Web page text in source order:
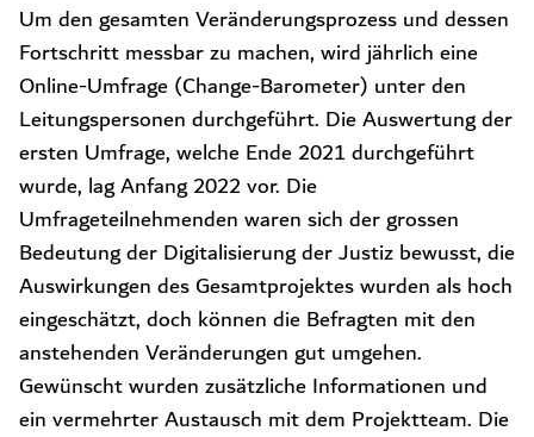
Um den gesamten Veränderungsprozess und dessen
Fortschritt messbar zu machen, wird jährlich eine
Online-Umfrage (Change-Barometer) unter den
Leitungspersonen durchgeführt. Die Auswertung der
ersten Umfrage, welche Ende 2021 durchgeführt
wurde, lag Anfang 2022 vor. Die
Umfrageteilnehmenden waren sich der grossen
Bedeutung der Digitalisierung der Justiz bewusst, die
Auswirkungen des Gesamtprojektes wurden als hoch
eingeschätzt, doch können die Befragten mit den
anstehenden Veränderungen gut umgehen.
Gewünscht wurden zusätzliche Informationen und
ein vermehrter Austausch mit dem Projektteam. Die